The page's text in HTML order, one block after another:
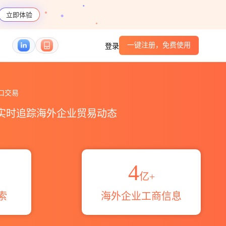
立即体验
登录 一键注册，免费使用
交易
时追踪海外企业贸易动态
4亿+
海外企业工商信息